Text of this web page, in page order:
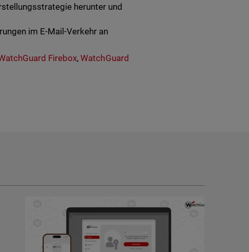
herunter und
im E-Mail-Verkehr an
Firebox,WatchGuard